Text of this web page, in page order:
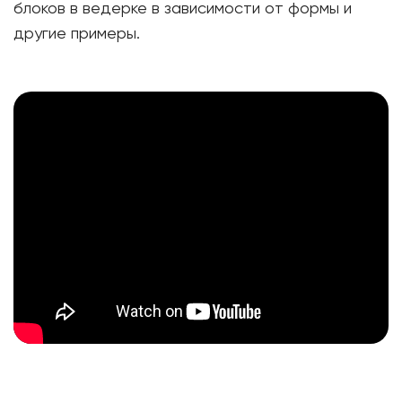
блоков в ведерке в зависимости от формы и
другие примеры.